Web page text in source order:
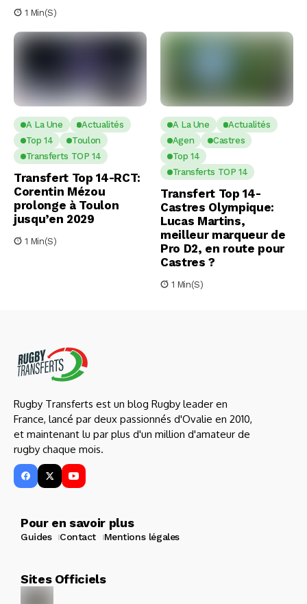
1 Min(s)
A La Une
Actualités
Top 14
Toulon
Transferts TOP 14
Transfert Top 14-RCT:
Corentin Mézou
prolonge à Toulon
jusqu’en 2029
1 Min(s)
A La Une
Actualités
Agen
Castres
Top 14
Transferts TOP 14
Transfert Top 14-
Castres Olympique:
Lucas Martins,
meilleur marqueur de
Pro D2, en route pour
Castres ?
1 Min(s)
Rugby Transferts est un blog Rugby leader en
France, lancé par deux passionnés d'Ovalie en 2010,
et maintenant lu par plus d'un million d'amateur de
rugby chaque mois.
Pour en savoir plus
Guides Contact Mentions légales
Sites Officiels